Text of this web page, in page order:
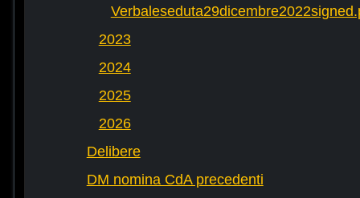
2023
2024
2025
2026
Delibere
DM nomina CdA precedenti